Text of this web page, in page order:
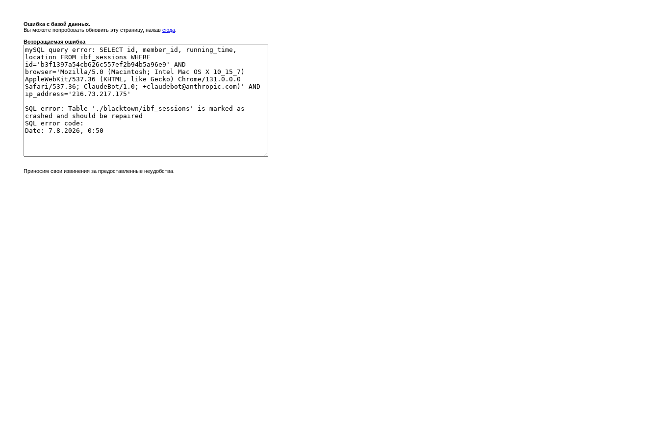
Ошибка с базой данных.
Вы можете попробовать обновить эту страницу, нажав сюда
Возвращаемая ошибка
Приносим свои извинения за предоставленные неудобства.